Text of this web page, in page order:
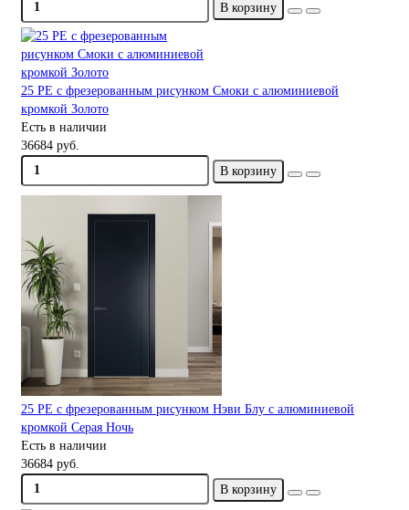
В корзину
25 PE с фрезерованным рисунком Смоки с алюминиевой
кромкой Золото
Есть в наличии
36684 руб.
В корзину
25 PE с фрезерованным рисунком Нэви Блу с алюминиевой
кромкой Серая Ночь
Есть в наличии
36684 руб.
В корзину